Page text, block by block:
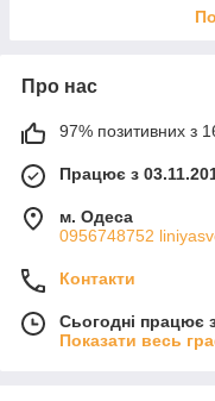
Про нас
97% позитивних з
Працює з
м. Одеса
0956748752
Контакти
Сьогодні працює
Показати весь